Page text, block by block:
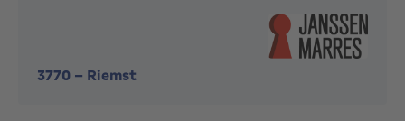
3770 - Riemst